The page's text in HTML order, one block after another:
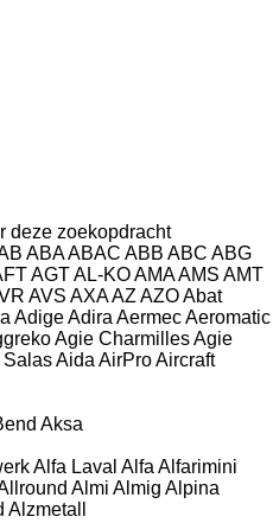
deze zoekopdracht
ABAABAC ABB ABC ABG
AGTAL-KOAMAAMS AMT
AVS AXAAZ AZOAbat
AdigeAdira AermecAeromatic
Agie CharmillesAgie
SalasAida AirProAircraft
Aksa
Alfa Laval Alfa Alfarimini
Almi Almig Alpina
Alzmetall